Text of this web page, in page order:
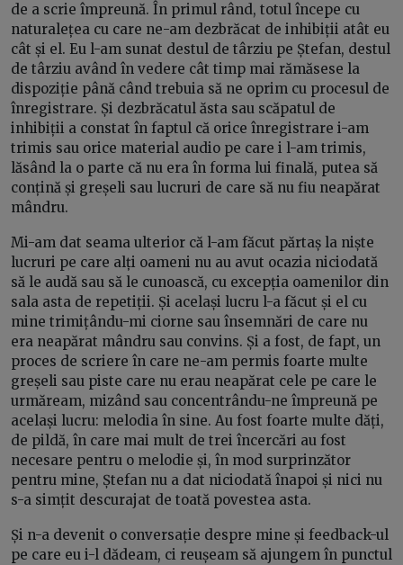
de a scrie împreună. În primul rând, totul începe cu
naturalețea cu care ne-am dezbrăcat de inhibiții atât eu
cât și el. Eu l-am sunat destul de târziu pe Ștefan, destul
de târziu având în vedere cât timp mai rămăsese la
dispoziție până când trebuia să ne oprim cu procesul de
înregistrare. Și dezbrăcatul ăsta sau scăpatul de
inhibiții a constat în faptul că orice înregistrare i-am
trimis sau orice material audio pe care i l-am trimis,
lăsând la o parte că nu era în forma lui finală, putea să
conțină și greșeli sau lucruri de care să nu fiu neapărat
mândru.
Mi-am dat seama ulterior că l-am făcut părtaș la niște
lucruri pe care alți oameni nu au avut ocazia niciodată
să le audă sau să le cunoască, cu excepția oamenilor din
sala asta de repetiții. Și același lucru l-a făcut și el cu
mine trimițându-mi ciorne sau însemnări de care nu
era neapărat mândru sau convins. Și a fost, de fapt, un
proces de scriere în care ne-am permis foarte multe
greșeli sau piste care nu erau neapărat cele pe care le
urmăream, mizând sau concentrându-ne împreună pe
același lucru: melodia în sine. Au fost foarte multe dăți,
de pildă, în care mai mult de trei încercări au fost
necesare pentru o melodie și, în mod surprinzător
pentru mine, Ștefan nu a dat niciodată înapoi și nici nu
s-a simțit descurajat de toată povestea asta.
Și n-a devenit o conversație despre mine și feedback-ul
pe care eu i-l dădeam, ci reușeam să ajungem în punctul